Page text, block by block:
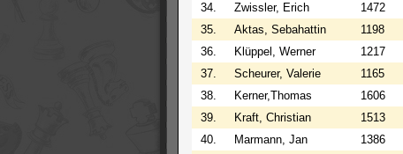
34.
Zwissler, Erich 1472
35.
Aktas, Sebahattin 1198
36.
Klüppel, Werner 1217
37.
Scheurer, Valerie 1165
38.
Kerner,Thomas 1606
39.
Kraft, Christian 1513
40.
Marmann, Jan 1386